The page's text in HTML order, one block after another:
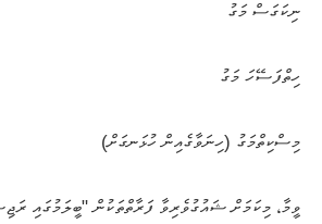
ނިކަގަސް މަގު
ހިތްފަސޭހަ މަގު
މިސްކިތްމަގު (ހިނަވާގެއިން ހުޅަނގަށް)
ވީމާ، މިކަމަށް ޝައުގުވެރިވާ ފަރާތްތަކުން "ބީލަމުގައި